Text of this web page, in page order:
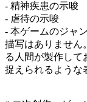
- 精神疾患の示唆
- 虐待の示唆
- 本ゲームのジャ
描写はありません
る人間が製作して
捉えられるような